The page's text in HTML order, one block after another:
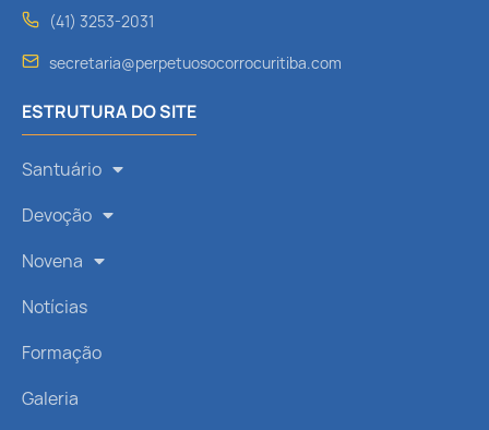
(41) 3253-2031
secretaria@perpetuosocorrocuritiba.com
ESTRUTURA DO SITE
Santuário
Devoção
Novena
Notícias
Formação
Galeria